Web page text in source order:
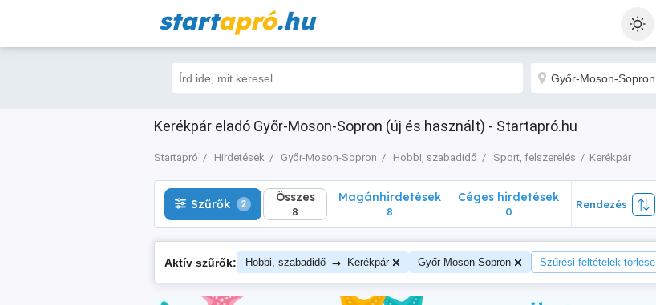
startapró.hu
Kerékpár eladó Győr-Moson-Sopron (új és használt) - Startapró.hu
Startapró Hirdetések Győr-Moson-Sopron Hobbi, szabadidő Sport, felszerelés Kerékpár
Szűrők 2 Összes
8
Szűrők 2 Összes
8
Magánhirdetések
8
Céges hirdetések
0
Rendezés
Aktív szűrők: Hobbi, szabadidő → Kerékpár Győr-Moson-Sopron Szűrési feltételek törlése